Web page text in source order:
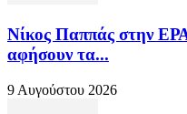
Νίκος Παππάς στην
αφήσουν τα...
9 Αυγούστου 2026